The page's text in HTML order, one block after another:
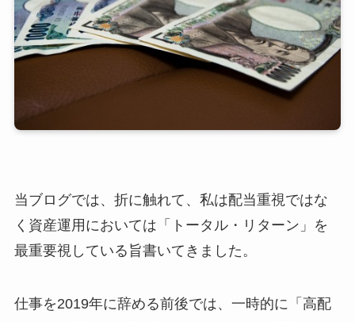
当ブログでは、折に触れて、私は配当重視ではな
く資産運用においては「トータル・リターン」を
最重要視している旨書いてきました。
仕事を2019年に辞める前後では、一時的に「高配